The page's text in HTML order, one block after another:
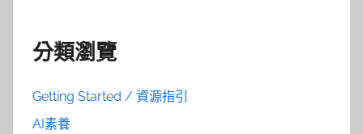
分類瀏覽
Getting Started / 資源指引
AI素養